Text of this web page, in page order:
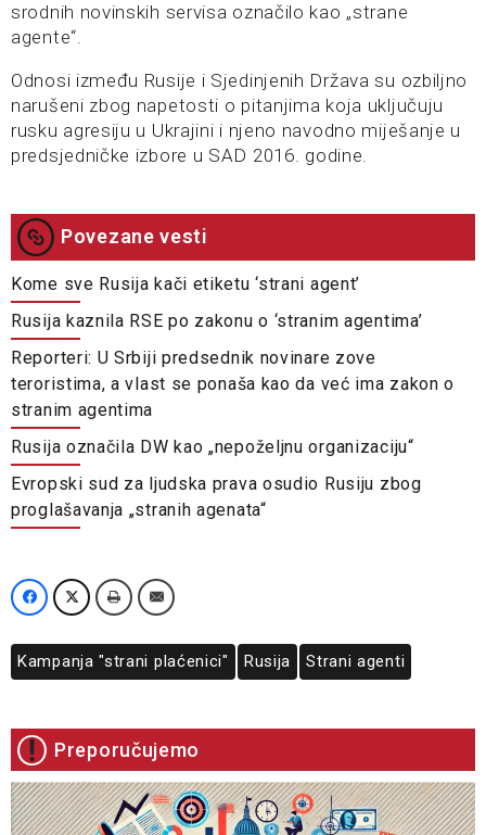
srodnih novinskih servisa označilo kao „strane
agente“.
Odnosi između Rusije i Sjedinjenih Država su ozbiljno
narušeni zbog napetosti o pitanjima koja uključuju
rusku agresiju u Ukrajini i njeno navodno miješanje u
predsjedničke izbore u SAD 2016. godine.
Povezane vesti
Kome sve Rusija kači etiketu ‘strani agent’
Rusija kaznila RSE po zakonu o ‘stranim agentima’
Reporteri: U Srbiji predsednik novinare zove
teroristima, a vlast se ponaša kao da već ima zakon o
stranim agentima
Rusija označila DW kao „nepoželjnu organizaciju“
Evropski sud za ljudska prava osudio Rusiju zbog
proglašavanja „stranih agenata“
Kampanja "strani plaćenici" Rusija Strani agenti
Preporučujemo